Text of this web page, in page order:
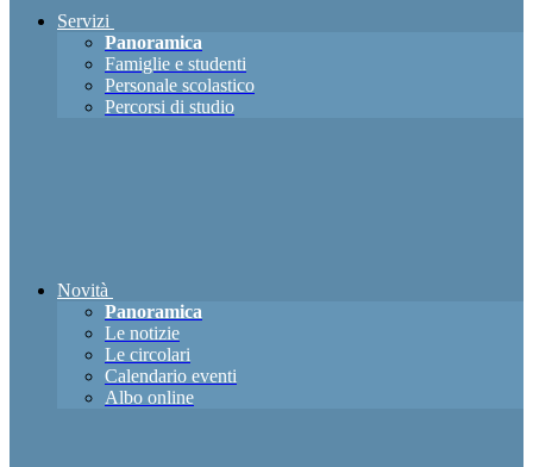
Servizi
Panoramica
Famiglie e studenti
Personale scolastico
Percorsi di studio
Novità
Panoramica
Le notizie
Le circolari
Calendario eventi
Albo online